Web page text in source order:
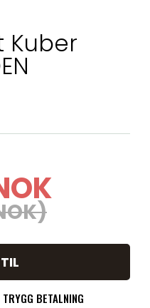
Kuber
TRYGG BETALNING